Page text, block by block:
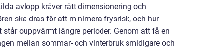
avlopp kräver rätt dimensionering och
ska dras för att minimera frysrisk, och hur
ouppvärmt längre perioder. Genom att få en
mellan sommar- och vinterbruk smidigare och